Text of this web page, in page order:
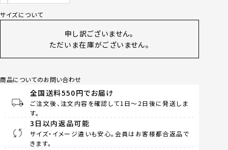
サイズについて
申し訳ございません。
ただいま在庫がございません。
商品についてのお問い合わせ
全国送料550円でお届け
ご注文後、注文内容を確認して1日～2日後に発送しま
す。
3日以内返品可能
サイズ・イメージ違いも安心。会員はお客様都合返品で
きます。